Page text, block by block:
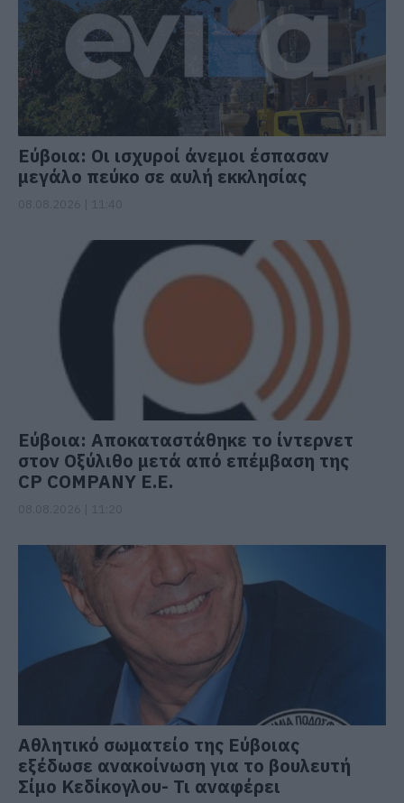
Εύβοια: Οι ισχυροί άνεμοι έσπασαν
μεγάλο πεύκο σε αυλή εκκλησίας
Εύβοια: Αποκαταστάθηκε το ίντερνετ
στον Οξύλιθο μετά από επέμβαση της
CP COMPANY Ε.Ε.
Αθλητικό σωματείο της Εύβοιας
εξέδωσε ανακοίνωση για το βουλευτή
Σίμο Κεδίκογλου- Τι αναφέρει